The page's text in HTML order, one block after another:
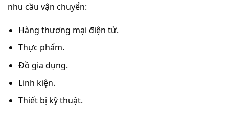
nhu cầu vận chuyển:
Hàng thương mại điện tử.
Thực phẩm.
Đồ gia dụng.
Linh kiện.
Thiết bị kỹ thuật.